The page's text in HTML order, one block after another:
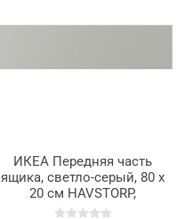
ИКЕА Передняя часть
ящика, светло-серый, 80 x
20 см HAVSTORP,
205.684.97